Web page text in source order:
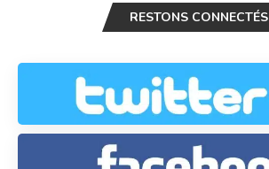
RESTONS CONNECTÉS